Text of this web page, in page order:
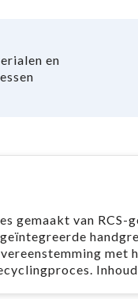
en
gemaakt van